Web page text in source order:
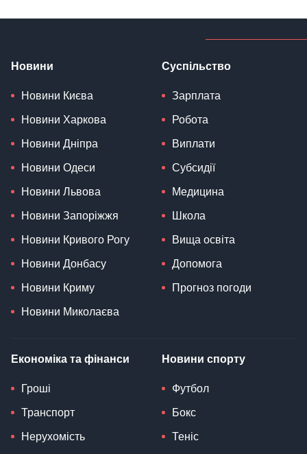
Новини
Новини Києва
Новини Харкова
Новини Дніпра
Новини Одеси
Новини Львова
Новини Запоріжжя
Новини Кривого Рогу
Новини Донбасу
Новини Криму
Новини Миколаєва
Суспільство
Зарплата
Робота
Виплати
Субсидії
Медицина
Школа
Вища освіта
Допомога
Прогноз погоди
Економіка та фінанси
Гроші
Транспорт
Нерухомість
Новини спорту
Футбол
Бокс
Теніс